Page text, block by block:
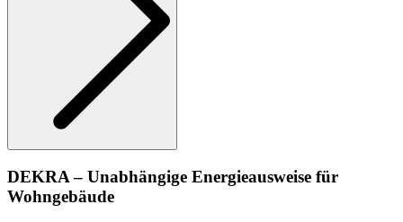
DEKRA – Unabhängige Energieausweise für
Wohngebäude